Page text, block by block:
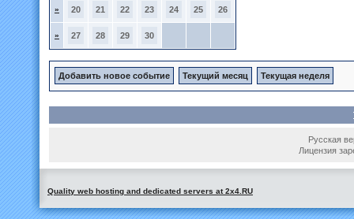
» 20 21 22 23 24 25 26
» 27 28 29 30
Добавить новое событие Текущий месяц Текущая неделя
Русская
Лицензия
Quality web hosting and dedicated servers at 2x4.RU